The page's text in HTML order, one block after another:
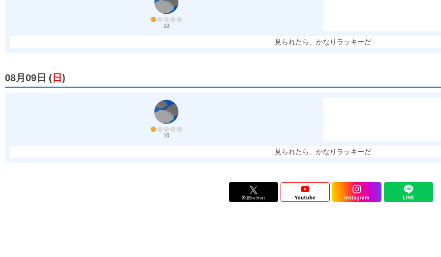
10
見られたら、かなりラッキーだ
08月09日 ( 日 )
10
見られたら、かなりラッキーだ